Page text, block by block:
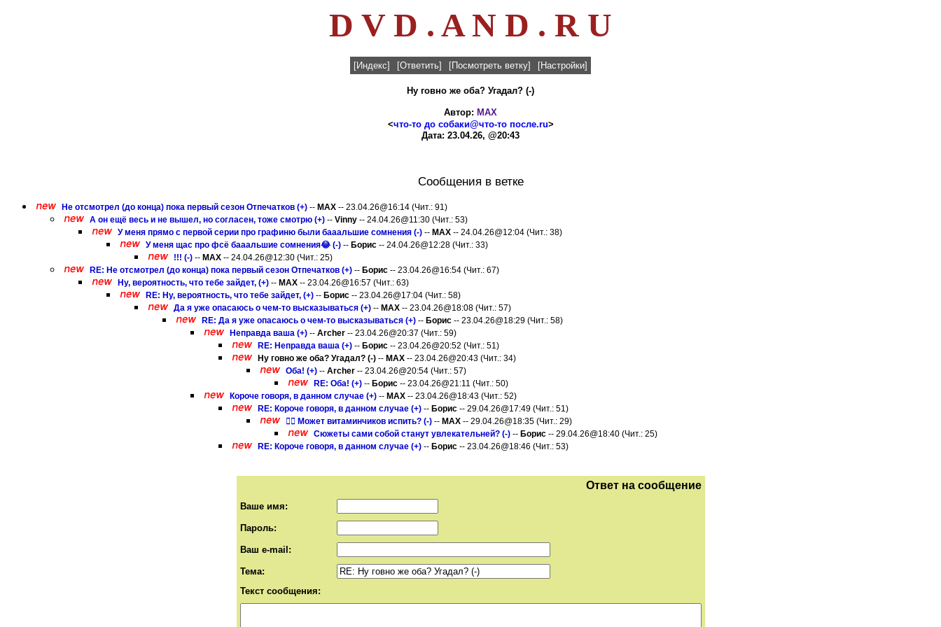
D V D . A N D . R U
[Индекс] [Ответить] [Посмотреть ветку] [Настройки]
Ну говно же оба? Угадал? (-)
Автор: MAX
<что-то до собаки@что-то после.ru>
Дата: 23.04.26, @20:43
Сообщения в ветке
Не отсмотрел (до конца) пока первый сезон Отпечатков (+) -- MAX -- 23.04.26@16:14 (Чит.: 91)
А он ещё весь и не вышел, но согласен, тоже смотрю (+) -- Vinny -- 24.04.26@11:30 (Чит.: 53)
У меня прямо с первой серии про графиню были бааальшие сомнения (-) -- MAX -- 24.04.26@12:04 (Чит.: 38)
У меня щас про фсё бааальшие сомнения😂 (-) -- Борис -- 24.04.26@12:28 (Чит.: 33)
!!! (-) -- MAX -- 24.04.26@12:30 (Чит.: 25)
RE: Не отсмотрел (до конца) пока первый сезон Отпечатков (+) -- Борис -- 23.04.26@16:54 (Чит.: 67)
Ну, вероятность, что тебе зайдет, (+) -- MAX -- 23.04.26@16:57 (Чит.: 63)
RE: Ну, вероятность, что тебе зайдет, (+) -- Борис -- 23.04.26@17:04 (Чит.: 58)
Да я уже опасаюсь о чем-то высказываться (+) -- MAX -- 23.04.26@18:08 (Чит.: 57)
RE: Да я уже опасаюсь о чем-то высказываться (+) -- Борис -- 23.04.26@18:29 (Чит.: 58)
Неправда ваша (+) -- Archer -- 23.04.26@20:37 (Чит.: 59)
RE: Неправда ваша (+) -- Борис -- 23.04.26@20:52 (Чит.: 51)
Ну говно же оба? Угадал? (-) -- MAX -- 23.04.26@20:43 (Чит.: 34)
Оба! (+) -- Archer -- 23.04.26@20:54 (Чит.: 57)
RE: Оба! (+) -- Борис -- 23.04.26@21:11 (Чит.: 50)
Короче говоря, в данном случае (+) -- MAX -- 23.04.26@18:43 (Чит.: 52)
RE: Короче говоря, в данном случае (+) -- Борис -- 29.04.26@17:49 (Чит.: 51)
🤷‍♂️ Может витаминчиков испить? (-) -- MAX -- 29.04.26@18:35 (Чит.: 29)
Сюжеты сами собой станут увлекательней? (-) -- Борис -- 29.04.26@18:40 (Чит.: 25)
RE: Короче говоря, в данном случае (+) -- Борис -- 23.04.26@18:46 (Чит.: 53)
Ответ на сообщение
Ваше имя:
Пароль:
Ваш e-mail:
Тема:
Текст сообщения: